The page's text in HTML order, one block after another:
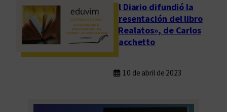
El Diario difundió la
presentación del libro
«Realatos», de Carlos
Sacchetto
10 de abril de 2023